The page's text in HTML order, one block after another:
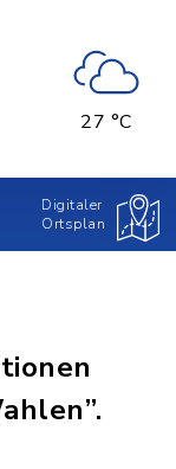
27 °C
Digitaler
Ortsplan